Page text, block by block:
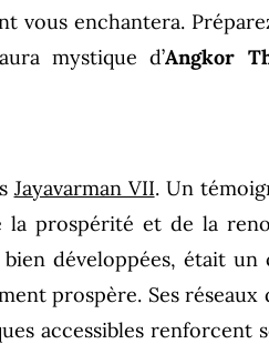
vous enchantera.
mystique d’Angkor
Jayavarman VII. Un
la prospérité et de la
développées, était un
prospère. Ses
accessibles renforcent